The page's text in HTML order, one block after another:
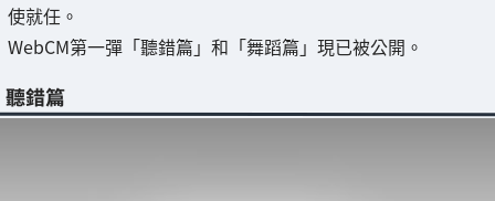
使就任。
WebCM第一彈「聽錯篇」和「舞蹈篇」現已被公開。
聽錯篇